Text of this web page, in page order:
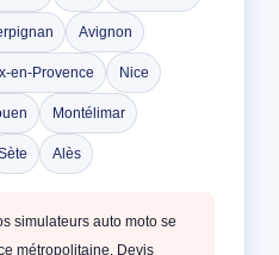
Avignon
en-Provence Nice
Montélimar
Alès
simulateurs auto moto se
métropolitaine. Devis